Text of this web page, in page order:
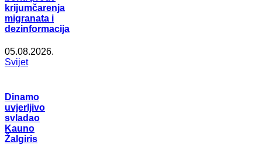
krijumčarenja
migranata i
dezinformacija
05.08.2026.
Svijet
Dinamo
uvjerljivo
svladao
Kauno
Žalgiris